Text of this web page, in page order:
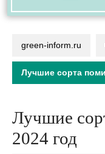
green-inform.ru
Лучшие сорта
Лучшие
2024 год